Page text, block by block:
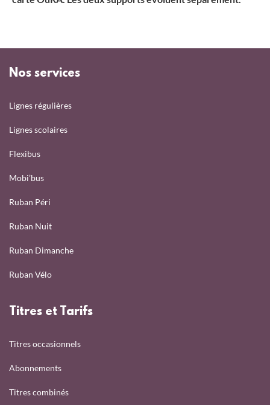
Nos services
Lignes régulières
Lignes scolaires
Flexibus
Mobi’bus
Ruban Péri
Ruban Nuit
Ruban Dimanche
Ruban Vélo
Titres et Tarifs
Titres occasionnels
Abonnements
Titres combinés